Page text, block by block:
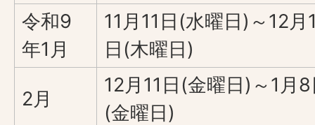
令和9
年1月
11月11日(水曜日)～12月
日(木曜日)
2月
12月11日(金曜日)～1月
(金曜日)